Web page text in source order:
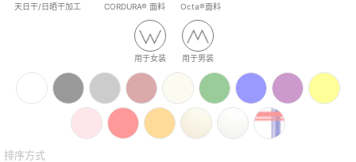
天日干/日晒干加工 CORDURA® 面料 Octa®面料
用于女装 用于男装
排序方式